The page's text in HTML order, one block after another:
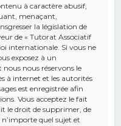
à caractère abusif,
menaçant,
la législation de
de « Tutorat Associatif
internationale. Si vous ne
exposez à un
nous réservons le
à internet et les autorités
est enregistrée afin
Vous acceptez le fait
le droit de supprimer, de
quel sujet et